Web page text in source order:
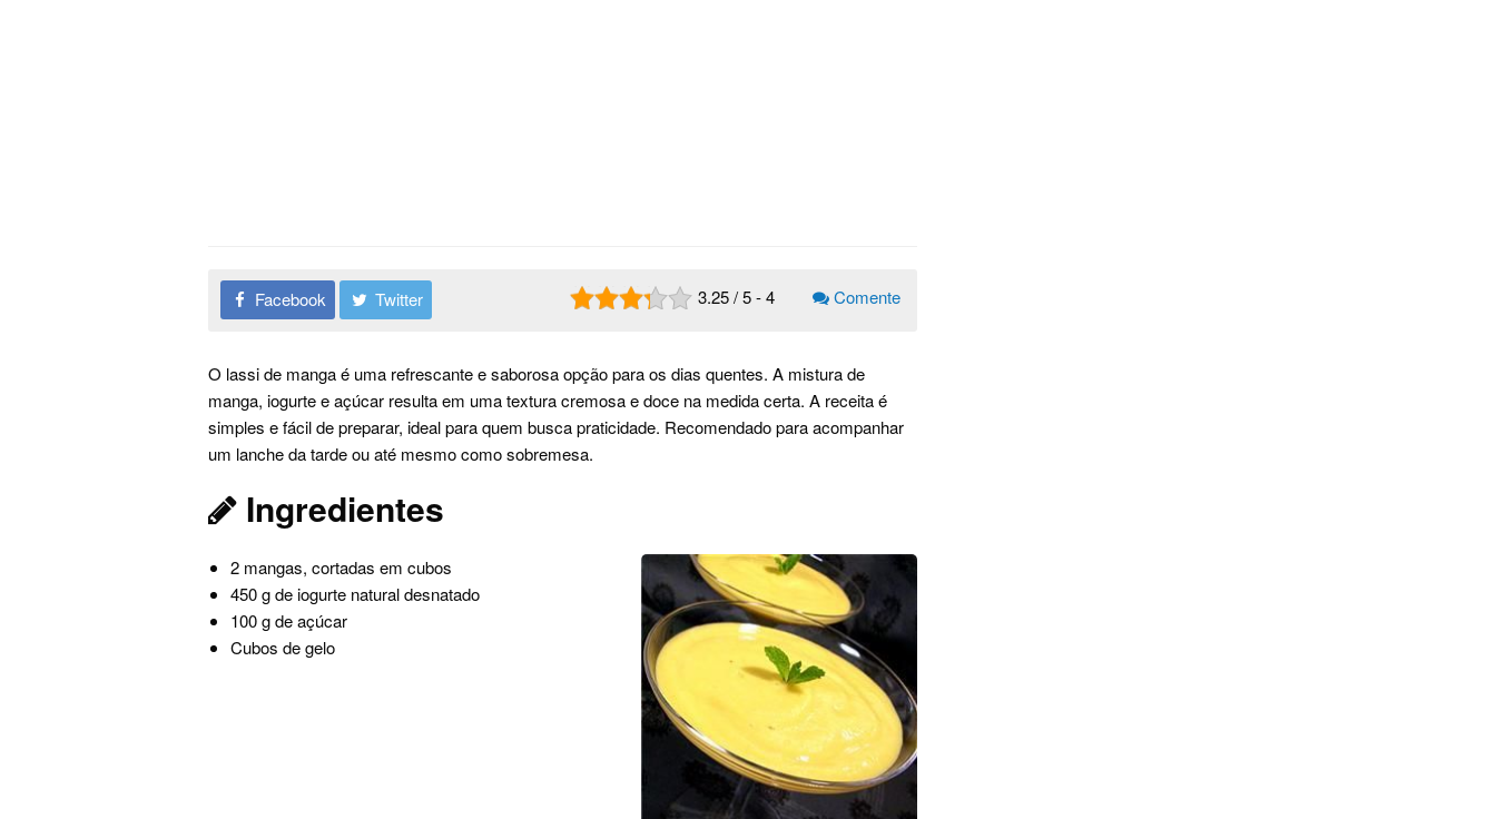
Facebook Twitter 3.25/5-4 Comente
O lassi de manga é uma refrescante e saborosa opção para os dias quentes. A mistura de
manga, iogurte e açúcar resulta em uma textura cremosa e doce na medida certa. A receita é
simples e fácil de preparar, ideal para quem busca praticidade. Recomendado para acompanhar
um lanche da tarde ou até mesmo como sobremesa.
Ingredientes
2 mangas, cortadas em cubos
450 g de iogurte natural desnatado
100 g de açúcar
Cubos de gelo